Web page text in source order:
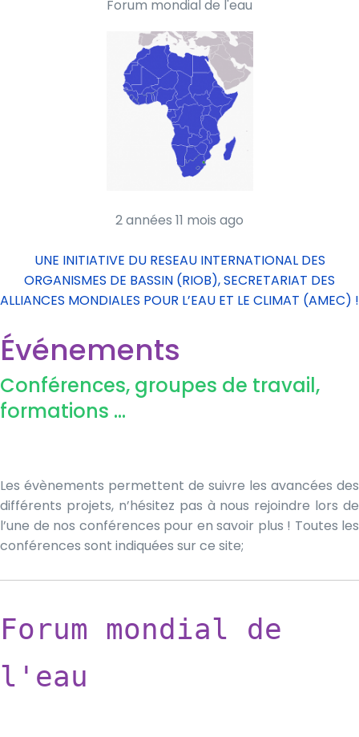
Forum mondial de l'eau
2 années 11 mois ago
UNE INITIATIVE DU RESEAU INTERNATIONAL DES
ORGANISMES DE BASSIN (RIOB), SECRETARIAT DES
ALLIANCES MONDIALES POUR L’EAU ET LE CLIMAT (AMEC) !
Événements
Conférences, groupes de travail,
formations …
Les évènements permettent de suivre les avancées des
différents projets, n’hésitez pas à nous rejoindre lors de
l’une de nos conférences pour en savoir plus ! Toutes les
conférences sont indiquées sur ce site;
Forum mondial de
l'eau